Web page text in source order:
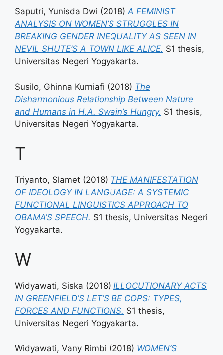
Saputri, Yunisda Dwi (2018)A FEMINIST
ANALYSIS ON WOMEN’S STRUGGLES IN
BREAKING GENDER INEQUALITY AS SEEN IN
NEVIL SHUTE’S A TOWN LIKE ALICE. S1 thesis,
Universitas Negeri Yogyakarta.
Susilo, Ghinna Kurniafi (2018) The
Disharmonious Relationship Between Nature
and Humans in H.A. Swain’s Hungry. S1 thesis,
Universitas Negeri Yogyakarta.
T
Triyanto, Slamet (2018) THE MANIFESTATION
OF IDEOLOGY IN LANGUAGE: A SYSTEMIC
FUNCTIONAL LINGUISTICS APPROACH TO
OBAMA’S SPEECH. S1 thesis, Universitas Negeri
Yogyakarta.
W
Widyawati, Siska (2018) ILLOCUTIONARY ACTS
IN GREENFIELD’S LET’S BE COPS: TYPES,
FORCES AND FUNCTIONS. S1 thesis,
Universitas Negeri Yogyakarta.
Widyawati, Vany Rimbi (2018) WOMEN’S